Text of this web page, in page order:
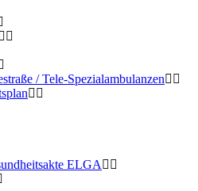
/ Tele-Spezialambulanzen
ELGA